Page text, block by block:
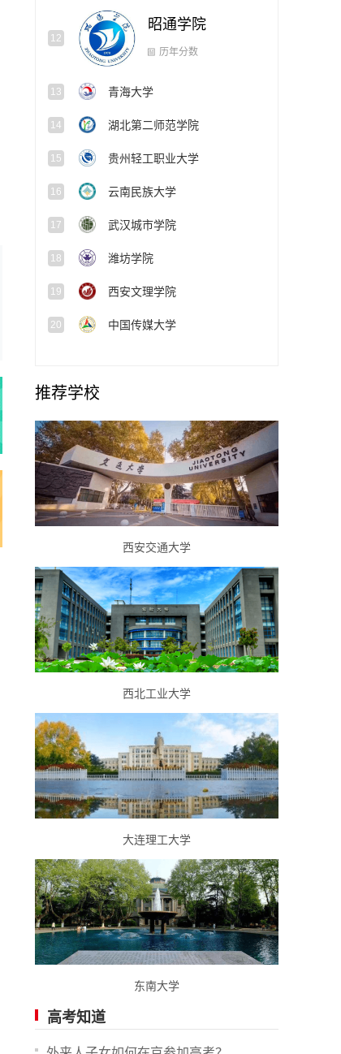
12
昭通学院
历年分数
13 青海大学
14 湖北第二师范学院
15 贵州轻工职业大学
16 云南民族大学
17 武汉城市学院
18 潍坊学院
19 西安文理学院
20 中国传媒大学
推荐学校
西安交通大学
西北工业大学
大连理工大学
东南大学
高考知道